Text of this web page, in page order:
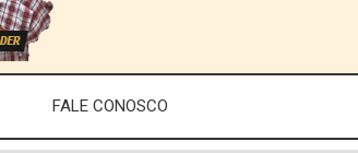
FALE CONOSCO